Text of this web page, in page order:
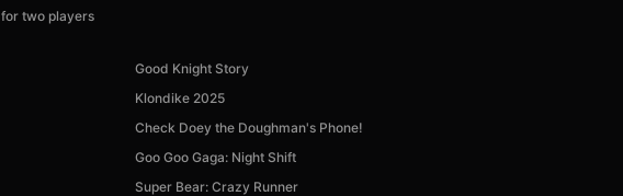
two players
Good Knight Story
Klondike 2025
Check Doey the Doughman's Phone!
Goo Goo Gaga: Night Shift
Super Bear: Crazy Runner